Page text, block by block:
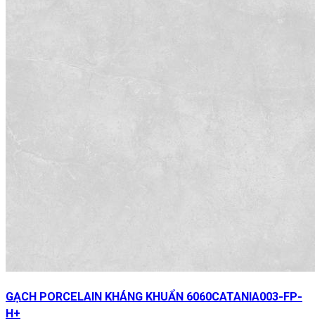
GẠCH PORCELAIN KHÁNG KHUẨN 6060CATANIA003-FP-
H+